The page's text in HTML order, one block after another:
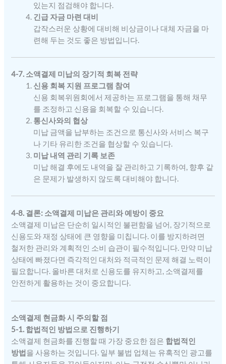
있는지 점검해야 합니다.
긴급 자금 마련 대비
갑작스러운 상황에 대비해 비상금이나 대체 자금을 마
련해 두는 것도 좋은 방법입니다.
4-7. 소액결제 미납의 장기적 회복 전략
신용 회복 지원 프로그램 참여
신용 회복위원회에서 제공하는 프로그램을 통해 채무
를 조정하고 신용을 회복할 수 있습니다.
통신사와의 협상
미납 금액을 납부하는 조건으로 통신사와 서비스 복구
나 기타 유리한 조건을 협상할 수 있습니다.
미납 내역 관리 기록 보존
미납 해결 후에도 내역을 잘 관리하고 기록하여, 향후 같
은 문제가 발생하지 않도록 대비해야 합니다.
4-8. 결론: 소액결제 미납은 관리와 예방이 중요
소액결제 미납은 단순히 일시적인 불편함을 넘어, 장기적으로
신용도와 재정 상태에 큰 영향을 미칩니다. 이를 방지하려면
철저한 관리와 계획적인 소비 습관이 필수적입니다. 만약 미납
상태에 빠졌다면 즉각적인 대처와 적극적인 문제 해결 노력이
필요합니다. 올바른 대처로 신용도를 유지하고, 소액결제를
안전하게 활용하는 것이 중요합니다.
소액결제 현금화 시 주의할 점
5-1. 합법적인 방법으로 진행하기
소액결제 현금화를 진행할 때 가장 중요한 점은 합법적인
방법 을 사용하는 것입니다. 일부 불법 업체는 유혹적인 광고를